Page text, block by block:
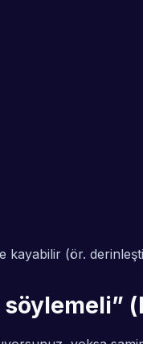
kayabilir (ör.